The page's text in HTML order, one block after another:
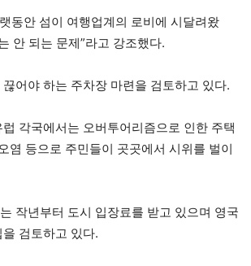
동안 섬이 여행업계의 로비에 시달려왔
안 되는 문제”라고 강조했다.
어야 하는 주차장 마련을 검토하고 있다.
각국에서는 오버투어리즘으로 인한 주택
염 등으로 주민들이 곳곳에서 시위를 벌이
작년부터 도시 입장료를 받고 있으며 영국
검토하고 있다.